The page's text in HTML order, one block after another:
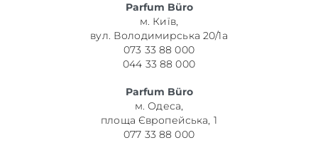
Parfum Büro
м. Київ,
вул. Володимирська 20/1а
073 33 88 000
044 33 88 000
Parfum Büro
м. Одеса,
площа Європейська, 1
077 33 88 000